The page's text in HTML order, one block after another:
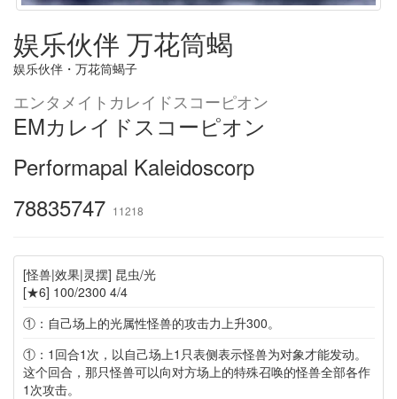
娱乐伙伴 万花筒蝎
娱乐伙伴・万花筒蝎子
エンタメイトカレイドスコーピオン
EMカレイドスコーピオン
Performapal Kaleidoscorp
78835747 11218
[怪兽|效果|灵摆] 昆虫/光
[★6] 100/2300 4/4
①：自己场上的光属性怪兽的攻击力上升300。
①：1回合1次，以自己场上1只表侧表示怪兽为对象才能发动。
这个回合，那只怪兽可以向对方场上的特殊召唤的怪兽全部各作
1次攻击。